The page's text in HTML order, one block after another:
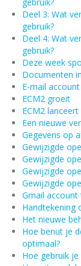
Deel 3: Wat
gebruik?
Deel 4: Wat
gebruik?
Deze week
Documenten
E-mail
ECM2 groeit
ECM2
Een nieuwe
Gegevens op
Gewijzigde
Gewijzigde
Gewijzigde
Gewijzigde
Gmail account
Handtekening
Het nieuwe
Hoe benut je
optimaal?
Hoe gebruik